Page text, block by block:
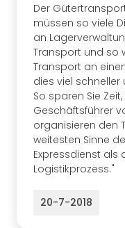
Der
müssen so viele
an
Transport und so
Transport an
dies viel schneller
So sparen Sie
Geschäftsführer
organisieren den
weitesten Sinne
Expressdienst
Logistikprozess."
20-7-2018